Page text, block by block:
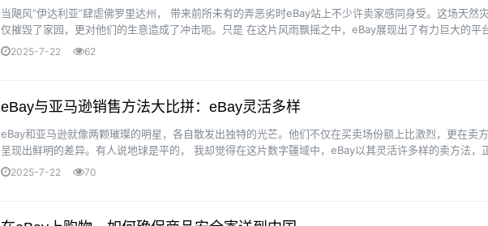
当飓风“伊达利亚”肆虐佛罗里达州， 带来前所未有的弄恶劣时eBay站上不少许卖家感同身受。这场天然
仅摧毁了家园，更对他们的生意造成了冲击呃。只是 在这片风雨飘摇之中，eBay展现出了有力巨大的平
量，为卖家筑起一道坚实的防线，护着他···
2025-7-22 62
eBay与亚马逊销售方法大比拼：eBay灵活多样
eBay和亚马逊就像两颗璀璨的明星，各自散发出独特的光芒。他们不仅在买卖场份额上比激烈，更在卖
呈现出鲜明的差异。有人说地球是平的， 我却觉得在这片数字疆域中，eBay以其灵活许多样的卖方法，
然崛起，与亚马逊一较高大下。在亚马逊上···
2025-7-22 70